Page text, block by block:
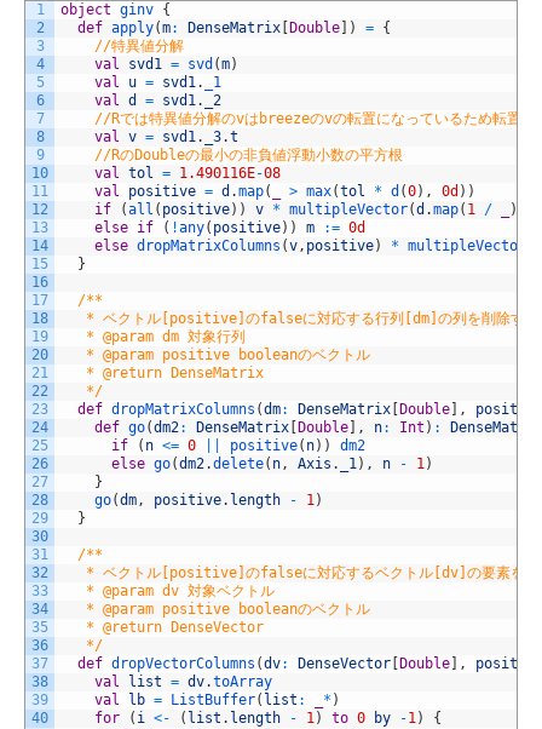
1
2
3
4
5
6
7
8
9
10
11
12
13
14
15
16
17
18
19
20
21
22
23
24
25
26
27
28
29
30
31
32
33
34
35
36
37
38
39
40
object ginv {
def apply(m: DenseMatrix Double ) = {
//特異値分解
val
svd1 = svd (m)
val
u = svd1.
_1
val d = svd1.
_2
//Rでは特異値分解のvはbreezeのvの転置になっているため転置行
val v = svd1. _3.t
//RのDoubleの最小の非負値浮動小数の平方根
val tol = 1.490116E-08
val
positive = d .map( > max(tol * d (0) , 0d ) )
if
(all ( positive) ) v * multipleVector(d .map( 1 / )
else if ( !any( positive) ) m := 0d
else dropMatrixColumns (v, positive) * multipleVector
}
/**
* ベクトル[positive]のfalseに対応する行列[dm]の列を削除す
* @param dm 対象行列
* @param positive booleanのベクトル
* @return DenseMatrix
*/
def dropMatrixColumns (dm: DenseMatrix Double ,
positive
def go(dm2: DenseMatrix Double , n: Int ) :
DenseMatrix
if
( n <= 0 positive( n) )
dm2
else go(dm2.delete( n, Axis . _1) , n - 1)
}
go(dm, positive. length - 1)
}
/**
* ベクトル[positive]のfalseに対応するベクトル[dv]の要素を削
* @param dv 対象ベクトル
* @param positive booleanのベクトル
* @return DenseVector
*/
def dropVectorColumns (dv: DenseVector Double ,
positive
val
list = dv.toArray
val
lb = ListBuffer( list : * )
for
( i <- ( list . length - 1) to 0 by -1)
{